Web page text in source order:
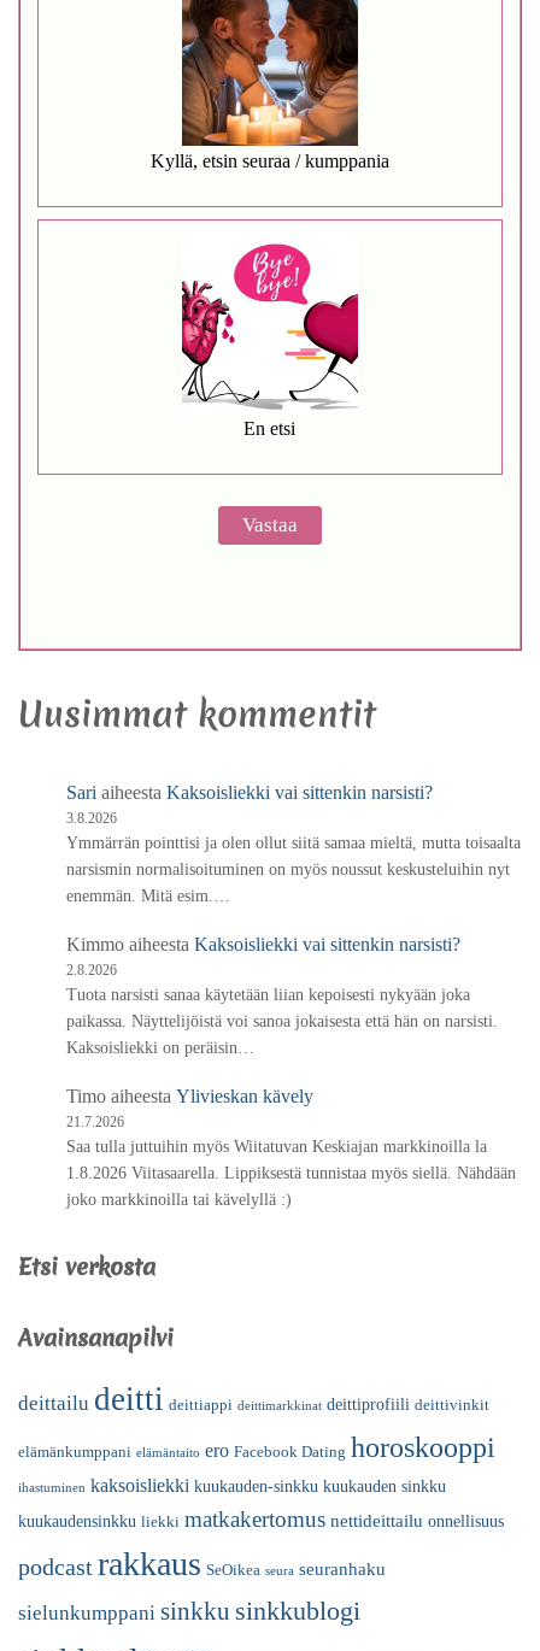
Kyllä, etsin seuraa / kumppania
En etsi
Uusimmat kommentit
Sari aiheesta Kaksoisliekki vai sittenkin narsisti?
3.8.2026
Ymmärrän pointtisi ja olen ollut siitä samaa mieltä, mutta toisaalta
narsismin normalisoituminen on myös noussut keskusteluihin nyt
enemmän. Mitä esim.…
Kimmo aiheesta Kaksoisliekki vai sittenkin narsisti?
2.8.2026
Tuota narsisti sanaa käytetään liian kepoisesti nykyään joka
paikassa. Näyttelijöistä voi sanoa jokaisesta että hän on narsisti.
Kaksoisliekki on peräisin…
Timo aiheesta Ylivieskan kävely
21.7.2026
Saa tulla juttuihin myös Wiitatuvan Keskiajan markkinoilla la
1.8.2026 Viitasaarella. Lippiksestä tunnistaa myös siellä. Nähdään
joko markkinoilla tai kävelyllä :)
Etsi verkosta
Avainsanapilvi
deittailu deitti deittiappi deittimarkkinat deittiprofiili deittivinkit
elämänkumppani elämäntaito ero Facebook Dating horoskooppi
ihastuminen kaksoisliekki kuukauden-sinkku kuukauden sinkku
kuukaudensinkku liekki matkakertomus nettideittailu onnellisuus
podcast rakkaus SeOikea seura seuranhaku
sielunkumppani sinkku sinkkublogi